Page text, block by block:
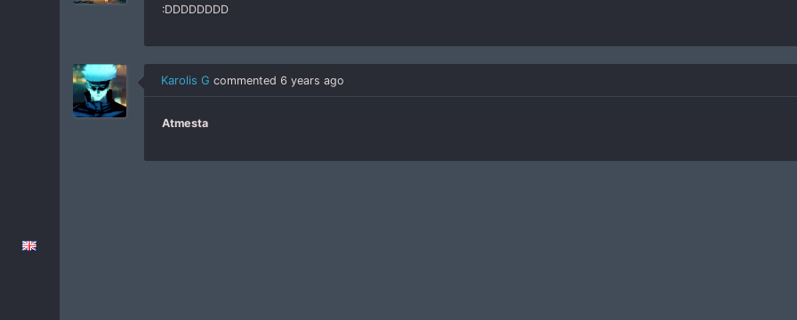
:DDDDDDDD
Karolis G commented 6 years ago
Atmesta